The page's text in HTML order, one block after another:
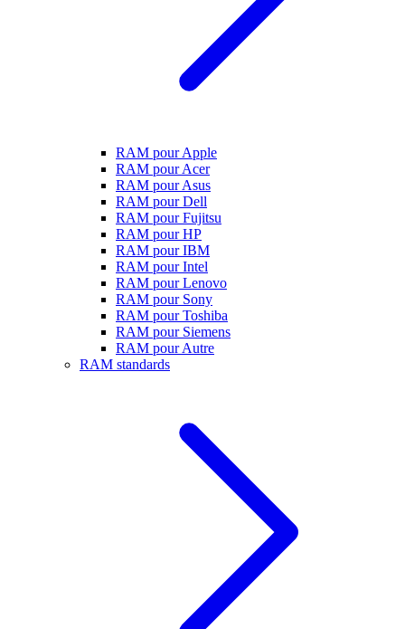
RAM pour Apple
RAM pour Acer
RAM pour Asus
RAM pour Dell
RAM pour Fujitsu
RAM pour HP
RAM pour IBM
RAM pour Intel
RAM pour Lenovo
RAM pour Sony
RAM pour Toshiba
RAM pour Siemens
RAM pour Autre
RAM standards